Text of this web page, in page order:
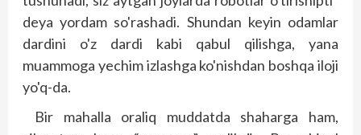
deya yordam so'rashadi. Shundan keyin odamlar
dardini o'z dardi kabi qabul qilishga, yana
muammoga yechim izlashga ko'nishdan boshqa iloji
yo'q-da.
Bir mahalla oraliq muddatda shaharga ham,